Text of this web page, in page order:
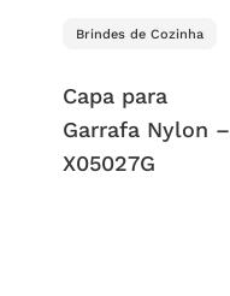
Brindes de Cozinha
Capa para
Garrafa Nylon –
X05027G